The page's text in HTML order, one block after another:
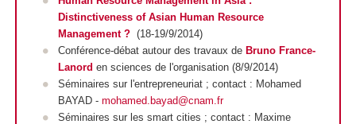
Distinctiveness of Asian Human Resource
Management ? (18-19/9/2014)
Conférence-débat autour des travaux de Bruno France-
Lanord en sciences de l'organisation (8/9/2014)
Séminaires sur l'entrepreneuriat ; contact : Mohamed
BAYAD - mohamed.bayad@cnam.fr
Séminaires sur les smart cities ; contact : Maxime